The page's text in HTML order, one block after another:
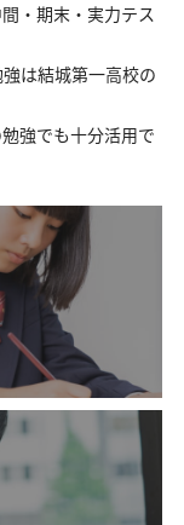
・期末・実力テス
は結城第一高校の
強でも十分活用で